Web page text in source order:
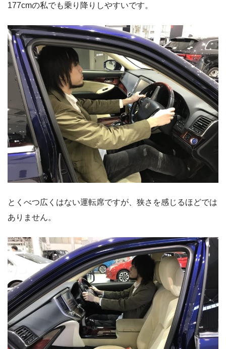
177cmの私でも乗り降りしやすいです。
とくべつ広くはない運転席ですが、狭さを感じるほどでは
ありません。